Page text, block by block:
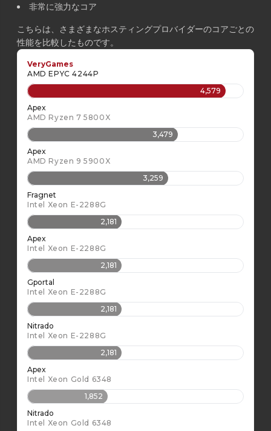
非常に強力なコア
こちらは、さまざまなホスティングプロバイダーのコアごとの
性能を比較したものです。
VeryGames
AMD EPYC 4244P
4,579
Apex
AMD Ryzen 7 5800X
3,479
Apex
AMD Ryzen 9 5900X
3,259
Fragnet
Intel Xeon E-2288G
2,181
Apex
Intel Xeon E-2288G
2,181
Gportal
Intel Xeon E-2288G
2,181
Nitrado
Intel Xeon E-2288G
2,181
Apex
Intel Xeon Gold 6348
1,852
Nitrado
Intel Xeon Gold 6348